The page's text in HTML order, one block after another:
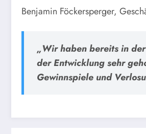
Benjamin Föckersperger,
„Wir haben bereits in
der Entwicklung sehr
Gewinnspiele und